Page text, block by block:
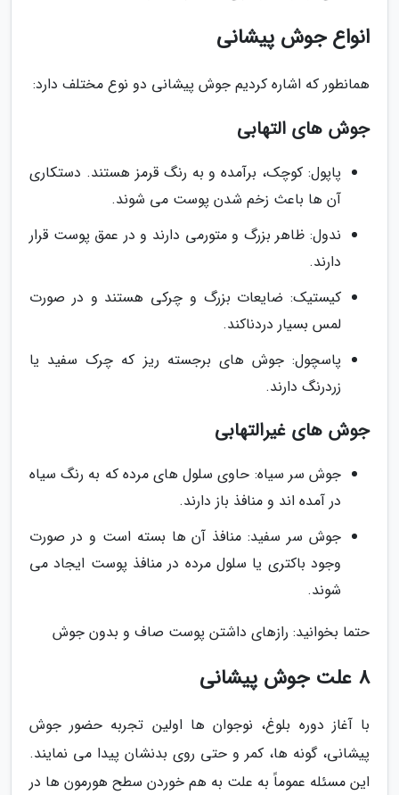
انواع جوش پیشانی
همانطور که اشاره کردیم جوش پیشانی دو نوع مختلف دارد:
جوش های التهابی
پاپول: کوچک، برآمده و به رنگ قرمز هستند. دستکاری
آن ها باعث زخم شدن پوست می شوند.
ندول: ظاهر بزرگ و متورمی دارند و در عمق پوست قرار
دارند.
کیستیک: ضایعات بزرگ و چرکی هستند و در صورت
لمس بسیار دردناکند.
پاسچول: جوش های برجسته ریز که چرک سفید یا
زردرنگ دارند.
جوش های غیرالتهابی
جوش سر سیاه: حاوی سلول های مرده که به رنگ سیاه
در آمده اند و منافذ باز دارند.
جوش سر سفید: منافذ آن ها بسته است و در صورت
وجود باکتری یا سلول مرده در منافذ پوست ایجاد می
شوند.
حتما بخوانید: رازهای داشتن پوست صاف و بدون جوش
8 علت جوش پیشانی
با آغاز دوره بلوغ، نوجوان ها اولین تجربه حضور جوش
پیشانی، گونه ها، کمر و حتی روی بدنشان پیدا می نمایند.
این مسئله عموماً به علت به هم خوردن سطح هورمون ها در